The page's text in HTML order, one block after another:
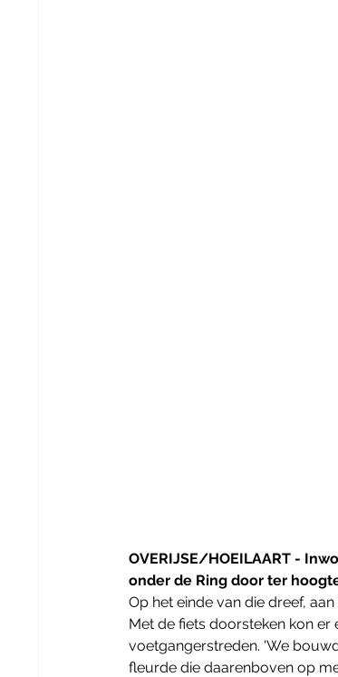
OVERIJSE/HOEILAART -
onder de Ring door ter
Op het einde van die dreef,
Met de fiets doorsteken kon
voetgangerstreden. 'We
fleurde die daarenboven op